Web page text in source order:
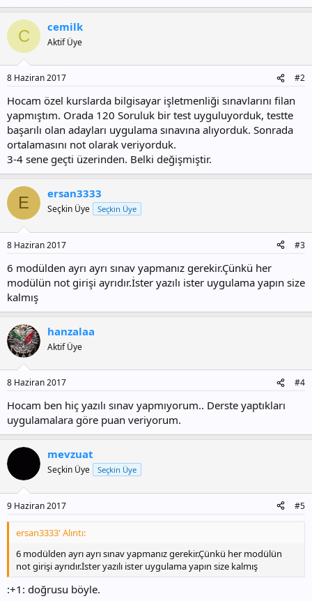
C cemilk
Aktif Üye
8 Haziran 2017 #2
Hocam özel kurslarda bilgisayar işletmenliği sınavlarını filan
yapmıştım. Orada 120 Soruluk bir test uyguluyorduk, testte
başarılı olan adayları uygulama sınavına alıyorduk. Sonrada
ortalamasını not olarak veriyorduk.
3-4 sene geçti üzerinden. Belki değişmiştir.
E ersan3333
Seçkin Üye Seçkin Üye
8 Haziran 2017 #3
6 modülden ayrı ayrı sınav yapmanız gerekir.Çünkü her
modülün not girişi ayrıdır.İster yazılı ister uygulama yapın size
kalmış
hanzalaa
Aktif Üye
8 Haziran 2017 #4
Hocam ben hiç yazılı sınav yapmıyorum.. Derste yaptıkları
uygulamalara göre puan veriyorum.
mevzuat
Seçkin Üye Seçkin Üye
9 Haziran 2017 #5
ersan3333' Alıntı:
6 modülden ayrı ayrı sınav yapmanız gerekir.Çünkü her modülün
not girişi ayrıdır.İster yazılı ister uygulama yapın size kalmış
:+1: doğrusu böyle.